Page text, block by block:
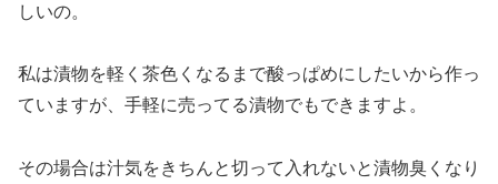
しいの。
私は漬物を軽く茶色くなるまで酸っぱめにしたいから作っ
ていますが、手軽に売ってる漬物でもできますよ。
その場合は汁気をきちんと切って入れないと漬物臭くなり